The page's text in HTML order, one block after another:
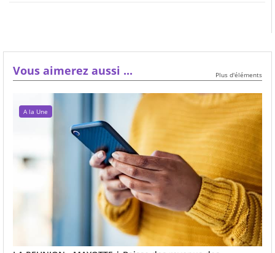
Vous aimerez aussi ... Plus d'éléments
A la Une